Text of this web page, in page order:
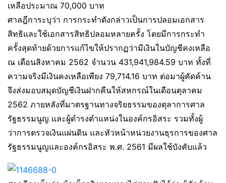
เหลือประมาณ 70,000 บาท
ศาลฎีการะบุว่า การกระทำดังกล่าวเป็นการปลอมเอกสาร
สิทธิและใช้เอกสารสิทธิปลอมหลายครั้ง โดยมีการกระทำ
ครั้งสุดท้ายด้วยการแก้ไขให้ปรากฏว่ามีเงินในบัญชีคงเหลือ
ณ เดือนสิงหาคม 2562 จำนวน 431,941,984.59 บาท ทั้งที่
ความจริงมีเงินคงเหลือเพียง 79,714.16 บาท ต่อมาผู้คัดค้าน
จึงส่งมอบสมุดบัญชีเงินฝากคืนให้สหกรณ์ในเดือนตุลาคม
2562 ภายหลังที่มาตรฐานทางจริยธรรมของตุลาการศาล
รัฐธรรมนูญ และผู้ดำรงตำแหน่งในองค์กรอิสระ รวมทั้งผู้
ว่าการตรวจเงินแผ่นดิน และหัวหน้าหน่วยงานธุรการของศาล
รัฐธรรมนูญและองค์กรอิสระ พ.ศ. 2561 มีผลใช้บังคับแล้ว